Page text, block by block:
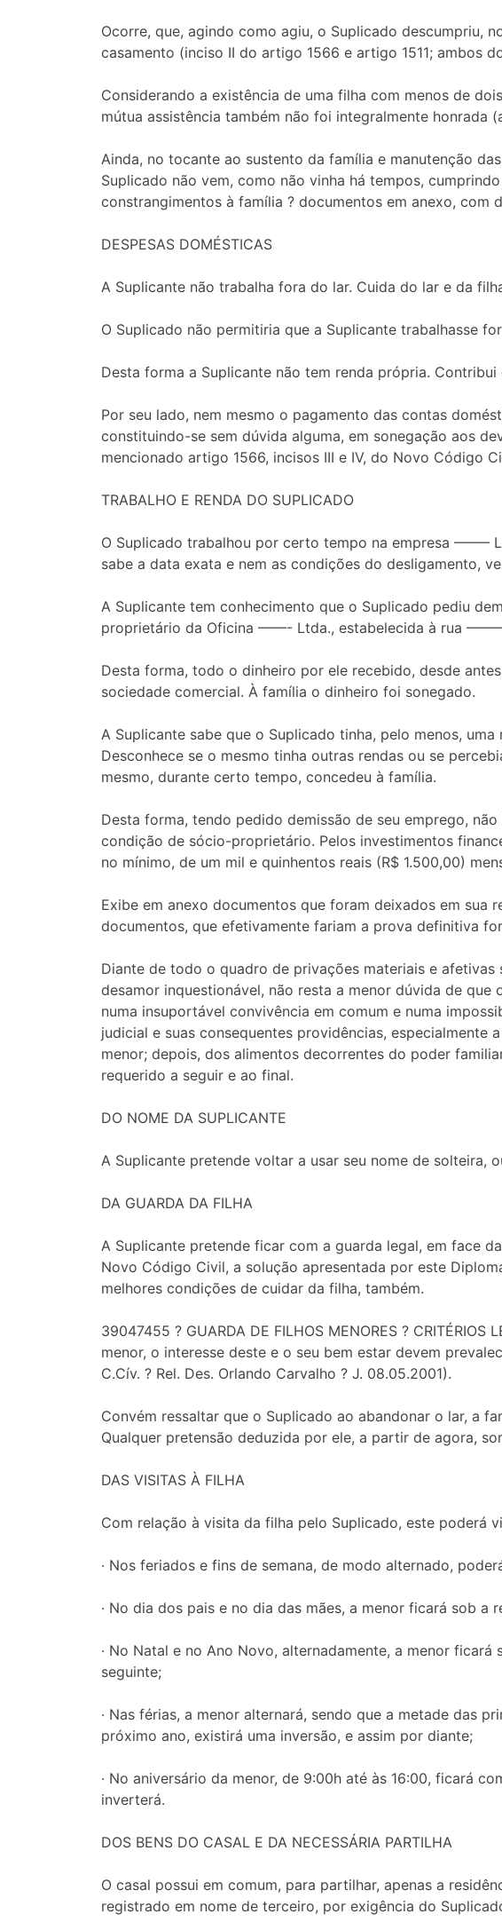
Ocorre, que, agindo como agiu, o Suplicado descumpriu,
casamento (inciso II do artigo 1566 e artigo 1511; ambos
Considerando a existência de uma filha com menos de
mútua assistência também não foi integralmente
Ainda, no tocante ao sustento da família e manutenção
Suplicado não vem, como não vinha há tempos,
constrangimentos à família ? documentos em anexo,
DESPESAS DOMÉSTICAS
A Suplicante não trabalha fora do lar. Cuida do lar e da
O Suplicado não permitiria que a Suplicante trabalhasse
Desta forma a Suplicante não tem renda própria.
Por seu lado, nem mesmo o pagamento das contas
constituindo-se sem dúvida alguma, em sonegação aos
mencionado artigo 1566, incisos III e IV, do Novo Código
TRABALHO E RENDA DO SUPLICADO
O Suplicado trabalhou por certo tempo na empresa ——–
sabe a data exata e nem as condições do desligamento,
A Suplicante tem conhecimento que o Suplicado pediu
proprietário da Oficina ——- Ltda., estabelecida à rua
Desta forma, todo o dinheiro por ele recebido, desde
sociedade comercial. À família o dinheiro foi sonegado.
A Suplicante sabe que o Suplicado tinha, pelo menos,
Desconhece se o mesmo tinha outras rendas ou se
mesmo, durante certo tempo, concedeu à família.
Desta forma, tendo pedido demissão de seu emprego,
condição de sócio-proprietário. Pelos investimentos
no mínimo, de um mil e quinhentos reais (R$ 1.500,00)
Exibe em anexo documentos que foram deixados em sua
documentos, que efetivamente fariam a prova definitiva
Diante de todo o quadro de privações materiais e
desamor inquestionável, não resta a menor dúvida de
numa insuportável convivência em comum e numa
judicial e suas consequentes providências,
menor; depois, dos alimentos decorrentes do poder
requerido a seguir e ao final.
DO NOME DA SUPLICANTE
A Suplicante pretende voltar a usar seu nome de
DA GUARDA DA FILHA
A Suplicante pretende ficar com a guarda legal, em face
Novo Código Civil, a solução apresentada por este
melhores condições de cuidar da filha, também.
39047455 ? GUARDA DE FILHOS MENORES ?
menor, o interesse deste e o seu bem estar devem
C.Cív. ? Rel. Des. Orlando Carvalho ? J. 08.05.2001).
Convém ressaltar que o Suplicado ao abandonar o lar, a
Qualquer pretensão deduzida por ele, a partir de agora,
DAS VISITAS À FILHA
Com relação à visita da filha pelo Suplicado, este poderá
· Nos feriados e fins de semana, de modo alternado,
· No dia dos pais e no dia das mães, a menor ficará sob
· No Natal e no Ano Novo, alternadamente, a menor
seguinte;
· Nas férias, a menor alternará, sendo que a metade das
próximo ano, existirá uma inversão, e assim por diante;
· No aniversário da menor, de 9:00h até às 16:00, ficará
inverterá.
DOS BENS DO CASAL E DA NECESSÁRIA PARTILHA
O casal possui em comum, para partilhar, apenas a
registrado em nome de terceiro, por exigência do